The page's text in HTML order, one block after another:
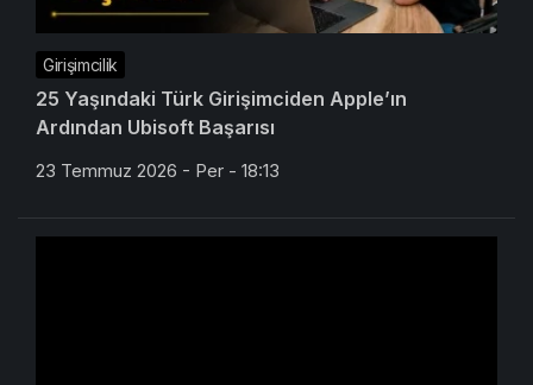
Girişimcilik
25 Yaşındaki Türk Girişimciden Apple’ın
Ardından Ubisoft Başarısı
23 Temmuz 2026 - Per - 18:13